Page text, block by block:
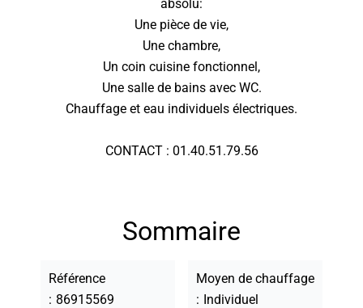
absolu:
Une pièce de vie,
Une chambre,
Un coin cuisine fonctionnel,
Une salle de bains avec WC.
Chauffage et eau individuels électriques.
CONTACT : 01.40.51.79.56
Sommaire
Référence
86915569
Moyen de chauffage
Individuel